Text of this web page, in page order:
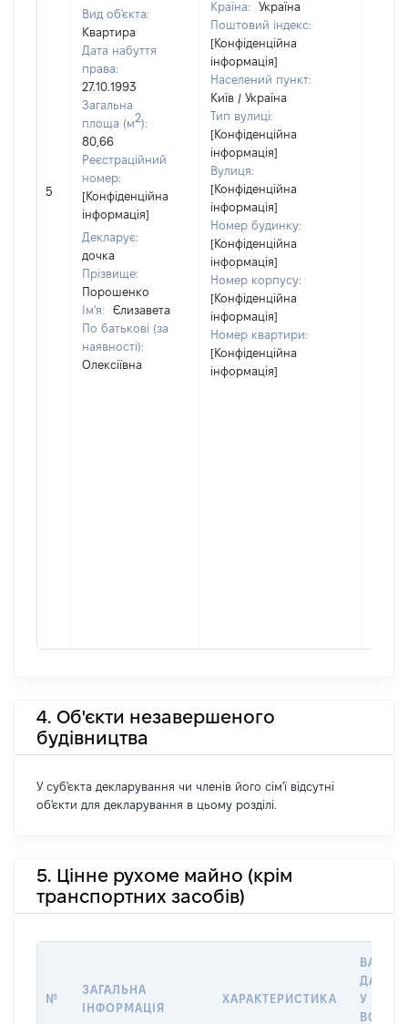
5
Вид об'єкта:
Квартира
Дата набуття
права:
27.10.1993
Загальна
площа (м2):
80,66
Реєстраційний
номер:
[Конфіденційна
інформація]
Декларує:
дочка
Прізвище:
Порошенко
Ім'я:
Єлизавета
По батькові (за
наявності):
Олексіївна
Країна:
Україна
Поштовий індекс:
[Конфіденційна
інформація]
Населений пункт:
Київ / Україна
Тип вулиці:
[Конфіденційна
інформація]
Вулиця:
[Конфіденційна
інформація]
Номер будинку:
[Конфіденційна
інформація]
Номер корпусу:
[Конфіденційна
інформація]
Номер квартири:
[Конфіденційна
інформація]
4. Об'єкти незавершеного
будівництва
У суб'єкта декларування чи членів його сім'ї відсутні
об'єкти для декларування в цьому розділі.
5. Цінне рухоме майно (крім
транспортних засобів)
№
ЗАГАЛЬНА
ІНФОРМАЦІЯ
ХАРАКТЕРИСТИКА
ДАТУ
У